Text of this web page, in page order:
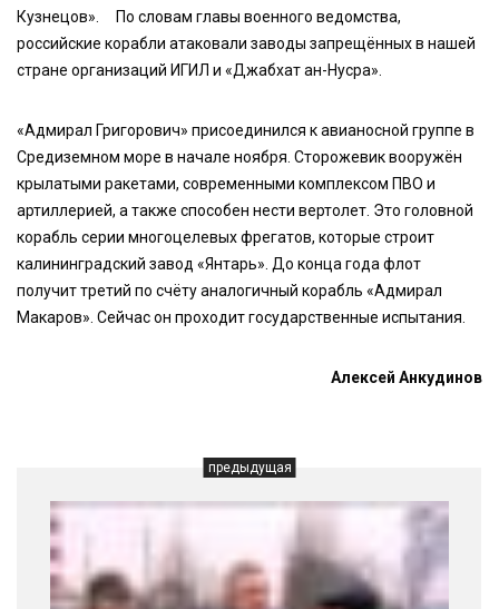
Кузнецов». По словам главы военного ведомства,
российские корабли атаковали заводы запрещённых в нашей
стране организаций ИГИЛ и «Джабхат ан-Нусра».
«Адмирал Григорович» присоединился к авианосной группе в
Средиземном море в начале ноября. Сторожевик вооружён
крылатыми ракетами, современными комплексом ПВО и
артиллерией, а также способен нести вертолет. Это головной
корабль серии многоцелевых фрегатов, которые строит
калининградский завод «Янтарь». До конца года флот
получит третий по счёту аналогичный корабль «Адмирал
Макаров». Сейчас он проходит государственные испытания.
Алексей Анкудинов
предыдущая